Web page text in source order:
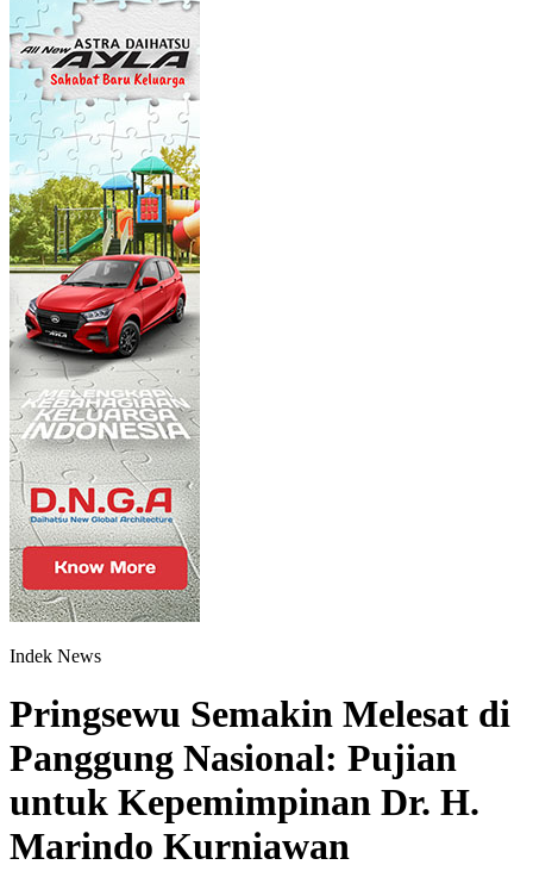
Indek News
Pringsewu Semakin Melesat di
Panggung Nasional: Pujian
untuk Kepemimpinan Dr. H.
Marindo Kurniawan